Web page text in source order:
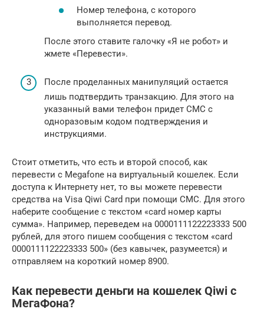
Номер телефона, с которого
выполняется перевод.
После этого ставите галочку «Я не робот» и
жмете «Перевести».
После проделанных манипуляций остается
лишь подтвердить транзакцию. Для этого на
указанный вами телефон придет СМС с
одноразовым кодом подтверждения и
инструкциями.
Стоит отметить, что есть и второй способ, как
перевести с Megafone на виртуальный кошелек. Если
доступа к Интернету нет, то вы можете перевести
средства на Visa Qiwi Card при помощи СМС. Для этого
наберите сообщение с текстом «card номер карты
сумма». Например, переведем на 0000111122223333 500
рублей, для этого пишем сообщения с текстом «card
0000111122223333 500» (без кавычек, разумеется) и
отправляем на короткий номер 8900.
Как перевести деньги на кошелек Qiwi с
МегаФона?